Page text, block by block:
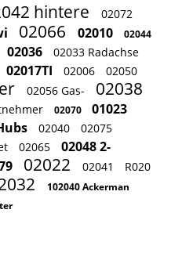
hintere
02072
02066 02010 02044
02036 02033 Radachse
02017TI 02006
02050
02056 Gas- 02038
02070 01023
02040
02075
02065
02048 2-
02022 02041
R020
102040 Ackerman